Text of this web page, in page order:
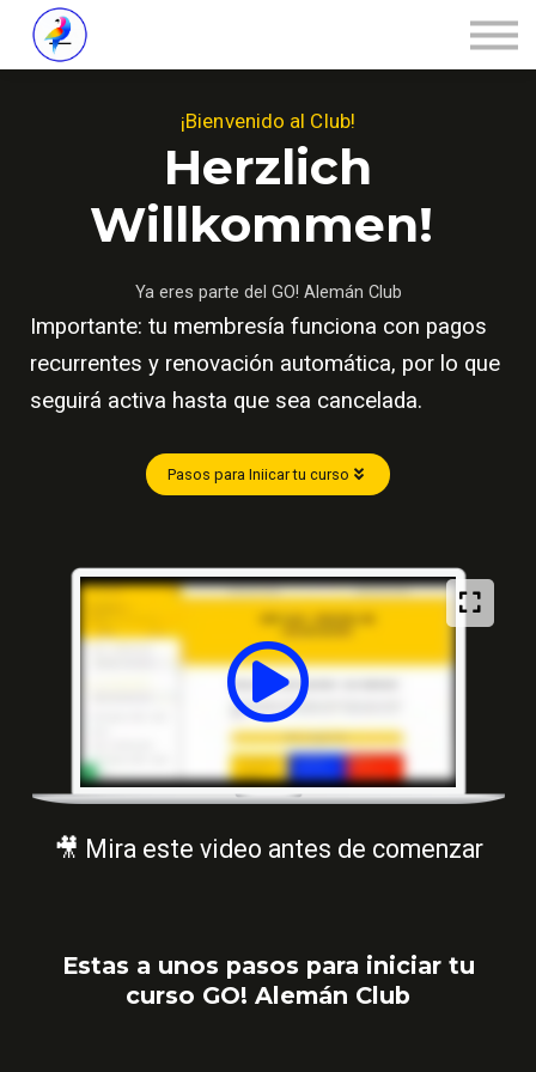
Login
¡Bienvenido al Club!
Herzlich
Willkommen!
Ya eres parte del GO! Alemán Club
Importante: tu membresía funciona con pagos
recurrentes y renovación automática, por lo que
seguirá activa hasta que sea cancelada.
Pasos para Iniicar tu curso
🎥 Mira este video antes de comenzar
Estas a unos pasos para iniciar tu
curso GO! Alemán Club